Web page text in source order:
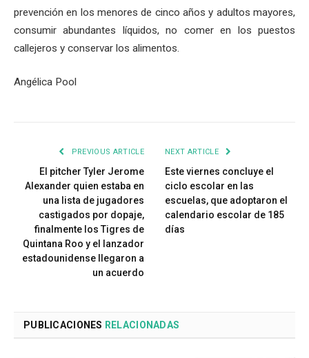
prevención en los menores de cinco años y adultos mayores,
consumir abundantes líquidos, no comer en los puestos
callejeros y conservar los alimentos.
Angélica Pool
PREVIOUS ARTICLE
El pitcher Tyler Jerome
Alexander quien estaba en
una lista de jugadores
castigados por dopaje,
finalmente los Tigres de
Quintana Roo y el lanzador
estadounidense llegaron a
un acuerdo
NEXT ARTICLE
Este viernes concluye el
ciclo escolar en las
escuelas, que adoptaron el
calendario escolar de 185
días
PUBLICACIONES RELACIONADAS